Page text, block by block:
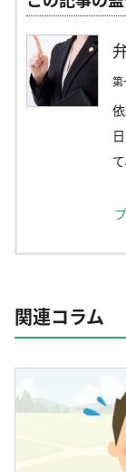
第
関連コラム